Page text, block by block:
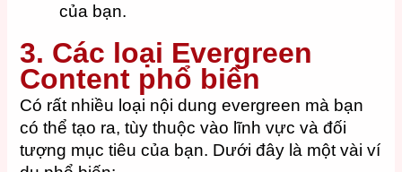
của bạn.
3. Các loại Evergreen
Content phổ biến
Có rất nhiều loại nội dung evergreen mà bạn
có thể tạo ra, tùy thuộc vào lĩnh vực và đối
tượng mục tiêu của bạn. Dưới đây là một vài ví